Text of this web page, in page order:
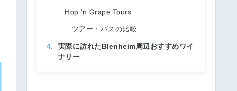
Hop 'n Grape Tours
ツアー・バスの比較
実際に訪れたBlenheim周辺おすすめワイ
ナリー